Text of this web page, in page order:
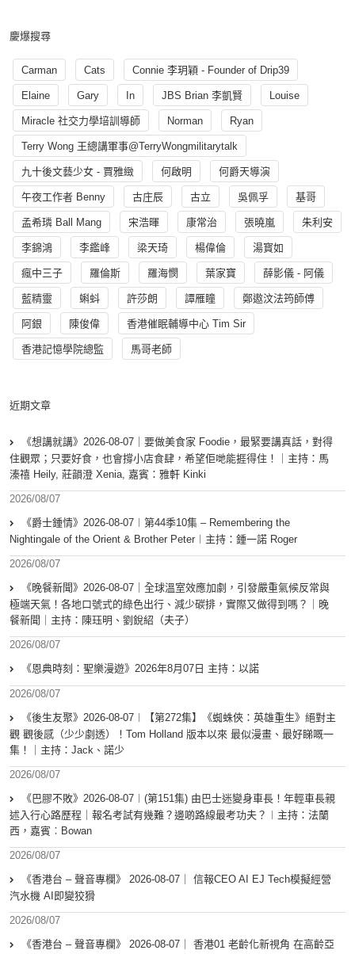
慶爆搜尋
Carman Cats Connie 李玥穎 - Founder of Drip39
Elaine Gary In JBS Brian 李凱賢 Louise
Miracle 社交力學培訓導師 Norman Ryan
Terry Wong 王總講軍事@TerryWongmilitarytalk
九十後文藝少女 - 賈雅緻 何啟明 何爵天導演
午夜工作者 Benny 古庄辰 古立 吳佩孚 基哥
孟希璘 Ball Mang 宋浩暉 康常治 張曉嵐 朱利安
李錦鴻 李鑑峰 梁天琦 楊偉倫 湯寳如
瘋中三子 羅倫斯 羅海憫 葉家寶 薛影儀 - 阿儀
藍精靈 蝌蚪 許莎朗 譚雁瞳 鄭遨汶法筠師傅
阿銀 陳俊偉 香港催眠輔導中心 Tim Sir
香港記憶學院總監 馬哥老師
近期文章
《想講就講》2026-08-07｜要做美食家 Foodie，最緊要講真話，對得
住觀眾；只要好食，也會撐小店食肆，希望佢哋能捱得住！｜主持：馬
溱禧 Heily, 莊韻澄 Xenia, 嘉賓：雅軒 Kinki
2026/08/07
《爵士鍾情》2026-08-07︱第44季10集 – Remembering the
Nightingale of the Orient & Brother Peter︱主持：鍾一諾 Roger
2026/08/07
《晚餐新聞》2026-08-07｜全球溫室效應加劇，引發嚴重氣候反常與
極端天氣！各地口號式的綠色出行、減少碳排，實際又做得到嗎？｜晚
餐新聞｜主持：陳珏明、劉銳紹（夫子）
2026/08/07
《恩典時刻：聖樂漫遊》2026年8月07日 主持：以諾
2026/08/07
《後生友聚》2026-08-07︱【第272集】《蜘蛛俠：英雄重生》絕對主
觀 觀後感（少少劇透）！Tom Holland 版本以來 最似漫畫、最好睇嘅一
集！｜主持：Jack、諾少
2026/08/07
《巴膠不敗》2026-08-07︱(第151集) 由巴士迷變身車長！年輕車長親
述入行心路歷程｜報名考試有幾難？邊啲路線最考功夫？︱主持：法蘭
西，嘉賓︰Bowan
2026/08/07
《香港台 – 聲音專欄》 2026-08-07｜ 信報CEO AI EJ Tech模擬經營
汽水機 AI即變狡猾
2026/08/07
《香港台 – 聲音專欄》 2026-08-07｜ 香港01 老齡化新視角 在高齡亞